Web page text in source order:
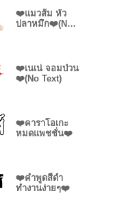
❤️แมวส้ม หัว
ปลาหมึก❤️(No
❤️เนเน่ จอมป่วน
❤️(No Text)
❤️คาราโอเกะ
หมดแพชชั่น❤️
❤️คำพูดสีดำ
ทำงานง่ายๆ❤️